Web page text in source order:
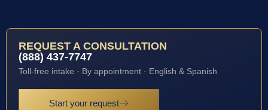
REQUEST A CONSULTATION
(888) 437-7747
Toll-free intake · By appointment · English & Spanish
Start your request